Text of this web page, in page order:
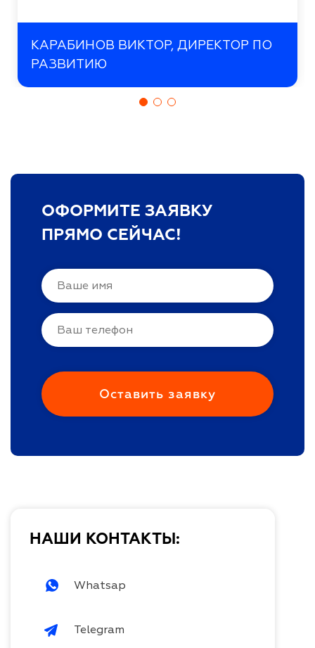
КАРАБИНОВ ВИКТОР, ДИРЕКТОР ПО
РАЗВИТИЮ
ОФОРМИТЕ ЗАЯВКУ
ПРЯМО СЕЙЧАС!
НАШИ КОНТАКТЫ:
Whatsap
Telegram